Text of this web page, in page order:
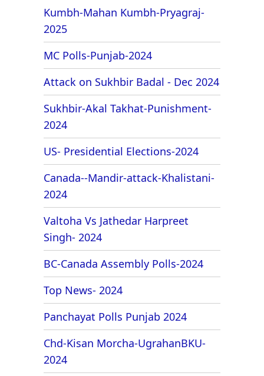
Kumbh-Mahan Kumbh-Pryagraj-
2025
MC Polls-Punjab-2024
Attack on Sukhbir Badal - Dec 2024
Sukhbir-Akal Takhat-Punishment-
2024
US- Presidential Elections-2024
Canada--Mandir-attack-Khalistani-
2024
Valtoha Vs Jathedar Harpreet
Singh- 2024
BC-Canada Assembly Polls-2024
Top News- 2024
Panchayat Polls Punjab 2024
Chd-Kisan Morcha-UgrahanBKU-
2024